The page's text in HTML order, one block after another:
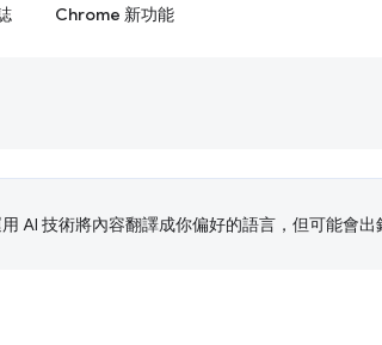
Chrome 新功能
AI 技術將內容翻譯成你偏好的語言，但可能會出